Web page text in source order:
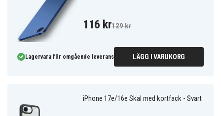
116 kr129 kr
Lagervara för omgående leverans LÄGG I VARUKORG
iPhone 17e/16e Skal med kortfack - Svart